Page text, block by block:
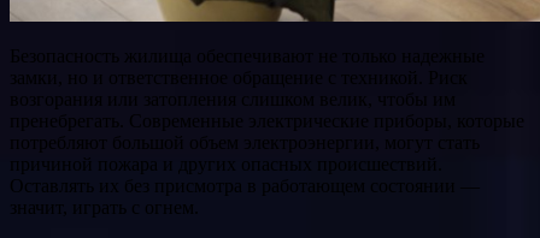
Безопасность жилища обеспечивают не только надежные
замки, но и ответственное обращение с техникой. Риск
возгорания или затопления слишком велик, чтобы им
пренебрегать. Современные электрические приборы, которые
потребляют большой объем электроэнергии, могут стать
причиной пожара и других опасных происшествий.
Оставлять их без присмотра в работающем состоянии —
значит, играть с огнем.